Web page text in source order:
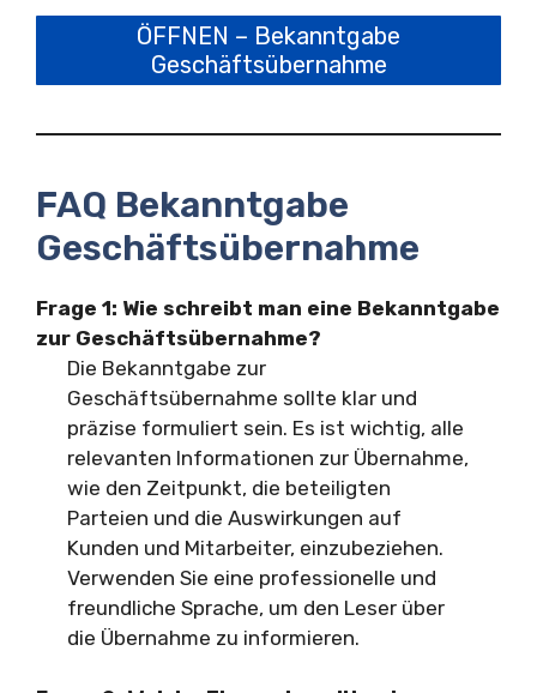
ÖFFNEN – Bekanntgabe
Geschäftsübernahme
FAQ Bekanntgabe
Geschäftsübernahme
Frage 1: Wie schreibt man eine Bekanntgabe
zur Geschäftsübernahme?
Die Bekanntgabe zur
Geschäftsübernahme sollte klar und
präzise formuliert sein. Es ist wichtig, alle
relevanten Informationen zur Übernahme,
wie den Zeitpunkt, die beteiligten
Parteien und die Auswirkungen auf
Kunden und Mitarbeiter, einzubeziehen.
Verwenden Sie eine professionelle und
freundliche Sprache, um den Leser über
die Übernahme zu informieren.